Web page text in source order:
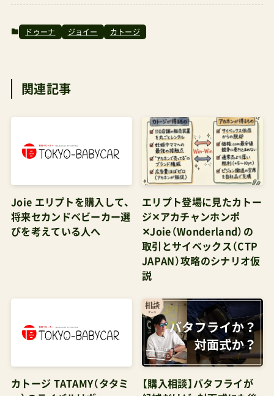
jeepにしました！！モノトーンでシンプルなデザイ
ンとフロントバーが付いてるのが決め手でした✨
分けます
#POLO#cheyme#jeep#ママコーデ#モノトーン#
カジュアルコーデmaki(@mtmmaki)がシェアし
た投稿–2016年12月月28日午前4時13分PST番外
編出産時期が夏場でなければ、そもそもベビーシ
ートとベビーカーが一体化されているこんべベビ
ーカーを選ぶのも手だ。トランプ大統領の娘や中
村獅童さんなど芸能人の利用も多い。懸念点は夏
場は背中下が蒸すだろう。炎天下の中、押し歩く用
ではなく、「乳児検診」「スーパーへの買い出し」、
「休日のデパート、イベント店舗へのお出かけ」程
度の都会的なライフスタイルに向いている。レビ
ュー記事炎天下用にはカトージの「かるいdeちゅ」
など、それに適したものを選べばいい。 カトージ
軽量ベビーカーかるいdeちゅメッシュ自立スタン
びを考えている人へ
エリプト登場に見たカトー
✕Joie（Wonderland）の
取引とサイベックス（CTP
JAPAN）攻略のシナリオ仮
説
ト、オートNセカンドに収
【購入相談】バタフライが
ろ髪を引かれるなら